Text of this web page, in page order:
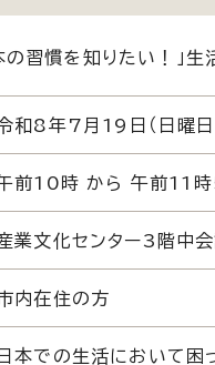
本の習慣を知りたい！
和8年7月19日（日曜日
前10時 から 午前11
業文化センター3階中
内在住の方
日本での生活において困